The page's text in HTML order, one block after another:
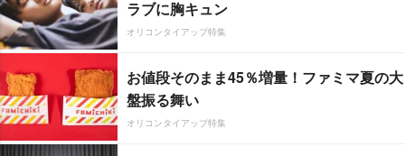
ラブに胸キュン
オリコンタイアップ特集
お値段そのまま45％増量！ファミマ夏の大
盤振る舞い
オリコンタイアップ特集